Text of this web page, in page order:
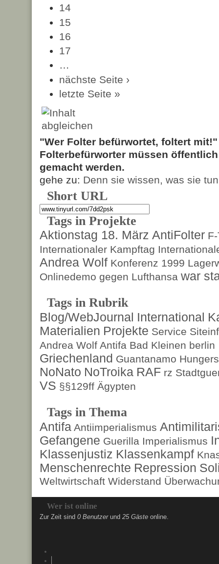
14
15
16
17
…
nächste Seite ›
letzte Seite »
"Wer Folter befürwortet, foltert
Folterbefürworter müssen
gemacht werden.
gehe zu: Denn sie wissen, was sie tun
Short URL
Tags in Projekte
Aktionstag 18. März AntiFolter
Internationaler Kampftag
Andrea Wolf Konferenz 1999
Onlinedemo gegen Lufthansa war
Tags in Rubrik
Blog/WebJournal International
Materialien Projekte Service
Andrea Wolf Antifa Bad Kleinen berlin
Griechenland Guantanamo
NoNato NoTroika RAF rz
VS §§129ff Ägypten
Tags in Thema
Antifa Antiimperialismus
Gefangene Guerilla Imperialismus
Klassenjustiz Klassenkampf
Menschenrechte Repression
Weltwirtschaft Widerstand
Wer ist online
Zur Zeit sind 0 Benutzerund 25 Gäste online.